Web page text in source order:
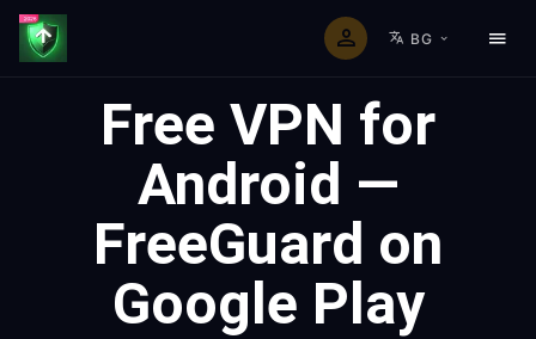
BG
Free VPN for
Android —
FreeGuard on
Google Play